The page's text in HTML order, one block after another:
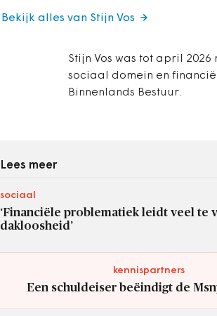
Stijn Vos was tot april
sociaal domein en
Binnenlands Bestuur.
Bekijk alles van Stijn Vos
Lees meer
sociaal
‘Financiële problematiek leidt veel te
dakloosheid’
kennispartners
Een schuldeiser beëindigt de